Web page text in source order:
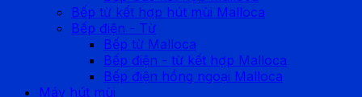
Bếp từ kết hợp hút mùi Malloca
Bếp điện - Từ
Bếp từ Malloca
Bếp điện - từ kết hợp Malloca
Bếp điện hồng ngoại Malloca
Máy hút mùi